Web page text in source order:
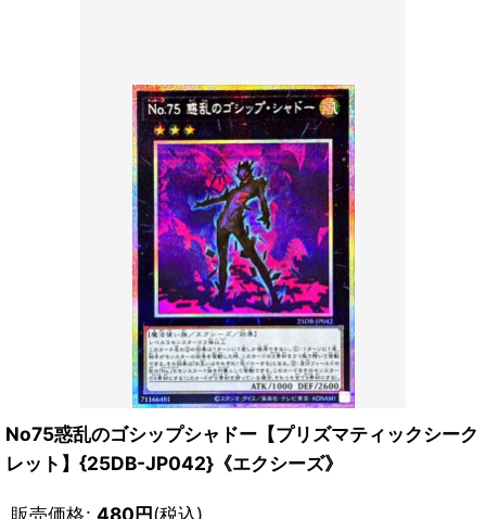
No75惑乱のゴシップシャドー【プリズマティックシーク
レット】{25DB-JP042}《エクシーズ》
販売価格: 480円(税込)